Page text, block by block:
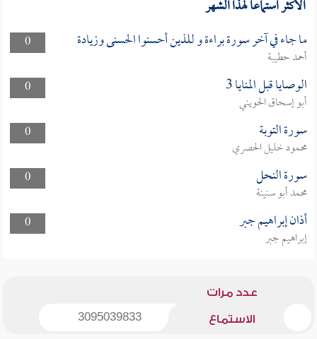
الأكثر استماعا لهذا الشهر
0 ما جاء في آخر سورة براءة و للذين أحسنوا الحسنى وزيادة
أحمد حطيبة
0
الوصايا قبل المنايا 3
أبو إسحاق الحويني
0
سورة التوبة
محمود خليل الحصري
0
سورة النحل
محمد أبو سنينة
0
أذان إبراهيم جبر
إبراهيم جبر
عدد مرات
الاستماع 3095039833